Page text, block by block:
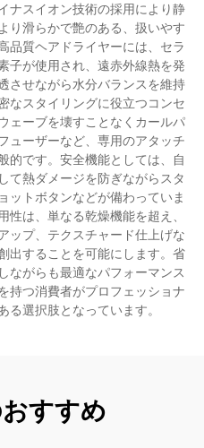
ナスイオン技術の採用により静
り滑らかで艶のある、扱いやす
品質ヘアドライヤーには、セラ
子が使用され、遠赤外線熱を発
させながら水分バランスを維持
なスタイリングに役立つコンセ
ェーブを壊すことなくカールパ
ューザーなど、専用のアタッチ
的です。安全機能としては、自
て熱ダメージを防ぎながらスタ
ットボタンなどが備わっていま
は、単なる乾燥機能を超え、
ップ、テクスチャード仕上げな
出することを可能にします。省
ながらも最適なパフォーマンス
持つ消費者がプロフェッショナ
る選択肢となっています。
すすめ